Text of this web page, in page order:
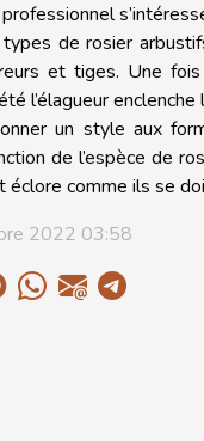
de rosier
et tiges. Une
l’élagueur
un style aux
de l’espèce de
comme ils se
2022 03:58